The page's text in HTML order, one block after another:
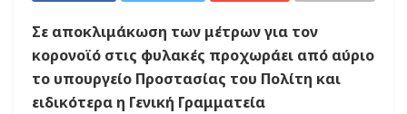
Σε αποκλιμάκωση των μέτρων για τον
κορονοϊό στις φυλακές προχωράει από αύριο
το υπουργείο Προστασίας του Πολίτη και
ειδικότερα η Γενική Γραμματεία